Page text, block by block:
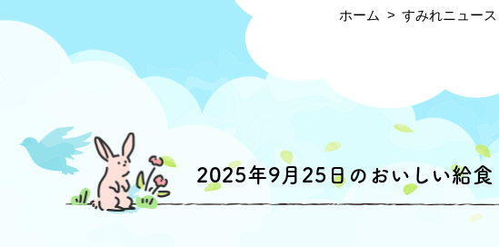
ホーム すみれニュース
2025年9月25日のおいしい給食